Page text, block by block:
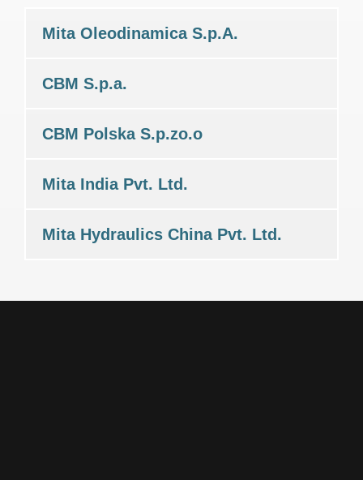
Mita Oleodinamica S.p.A.
CBM S.p.a.
CBM Polska S.p.zo.o
Mita India Pvt. Ltd.
Mita Hydraulics China Pvt. Ltd.